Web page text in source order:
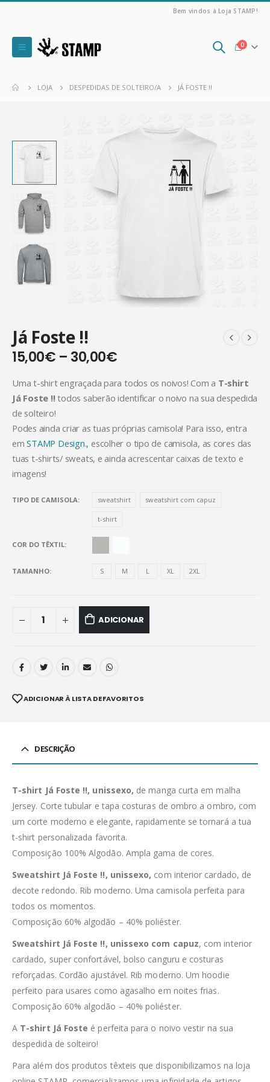
Bem vindos à Loja STAMP!
0
LOJA DESPEDIDAS DE SOLTEIRO/A JÁ FOSTE !!
Já Foste !!
15,00€ – 30,00€
Uma t-shirt engraçada para todos os noivos! Com a T-shirt
Já Foste !!todos saberão identificar o noivo na sua despedida
de solteiro!
Podes ainda criar as tuas próprias camisola! Para isso, entra
emSTAMP Design., escolher o tipo de camisola, as cores das
tuas t-shirts/ sweats, e ainda acrescentar caixas de texto e
imagens!
TIPO DE CAMISOLA sweatshirt sweatshirt com capuz
t-shirt
COR DO TÊXTIL
TAMANHO S M L XL 2XL
ADICIONAR
ADICIONAR À LISTA DE FAVORITOS
DESCRIÇÃO
T-shirt Já Foste !!, unissexo, de manga curta em malha
Jersey. Corte tubular e tapa costuras de ombro a ombro, com
um corte moderno e elegante, rapidamente se tornará a tua
t-shirt personalizada favorita.
Composição 100% Algodão. Ampla gama de cores.
Sweatshirt Já Foste !!, unissexo, com interior cardado, de
decote redondo. Rib moderno. Uma camisola perfeita para
todos os momentos.
Composição 60% algodão – 40% poliéster.
Sweatshirt Já Foste !!, unissexo com capuz, com interior
cardado, super confortável, bolso canguru e costuras
reforçadas. Cordão ajustável. Rib moderno. Um hoodie
perfeito para usares como agasalho em noites frias.
Composição 60% algodão – 40% poliéster.
A T-shirt Já Foste é perfeita para o noivo vestir na sua
despedida de solteiro!
Para além dos produtos têxteis que disponibilizamos na loja